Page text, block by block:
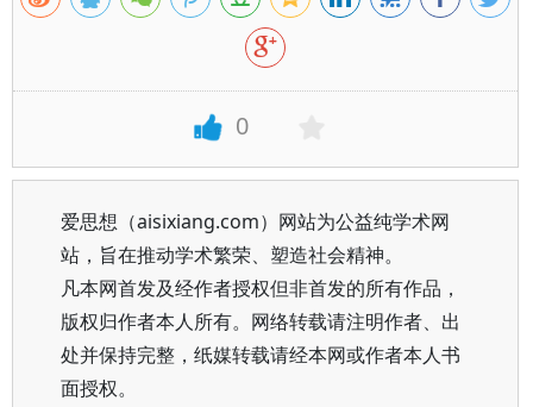
0
爱思想（aisixiang.com）网站为公益纯学术网
站，旨在推动学术繁荣、塑造社会精神。
凡本网首发及经作者授权但非首发的所有作品，
版权归作者本人所有。网络转载请注明作者、出
处并保持完整，纸媒转载请经本网或作者本人书
面授权。